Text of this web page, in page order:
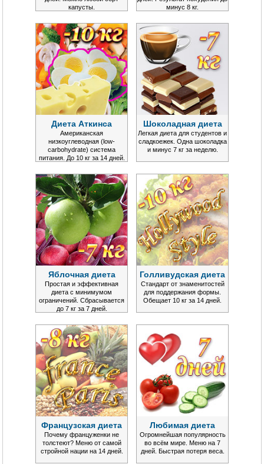
капусты.
минус 8 кг.
Диета Аткинса
Американская
низкоуглеводная (low-
carbohydrate) система
питания. До 10 кг за 14 дней.
Шоколадная диета
Легкая диета для студентов и
сладкоежек. Одна шоколадка
и минус 7 кг за неделю.
Яблочная диета
Простая и эффективная
диета с минимумом
ограничений. Сбрасывается
до 7 кг за 7 дней.
Голливудская диета
Стандарт от знаменитостей
для поддержания формы.
Обещает 10 кг за 14 дней.
Французская диета
Почему француженки не
толстеют? Меню от самой
стройной нации на 14 дней.
Любимая диета
Огромнейшая популярность
во всём мире. Меню на 7
дней. Быстрая потеря веса.